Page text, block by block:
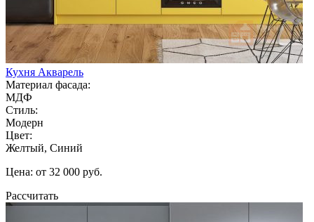
Кухня Акварель
Материал фасада:
МДФ
Стиль:
Модерн
Цвет:
Желтый, Синий
Цена: от 32 000 руб.
Рассчитать